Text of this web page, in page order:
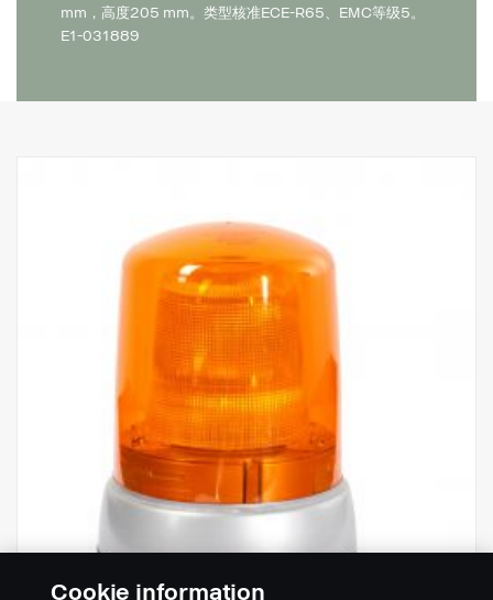
mm，高度205 mm。类型核准ECE-R65、EMC等级5。
E1-031889
Cookie information